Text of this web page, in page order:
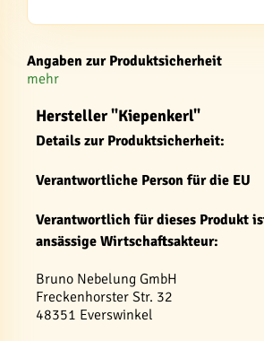
Angaben zur Produktsicherheit
mehr
Hersteller "Kiepenkerl"
Details zur Produktsicherheit:
Verantwortliche Person für die EU
Verantwortlich für dieses Produkt
ansässige Wirtschaftsakteur:
Bruno Nebelung GmbH
Freckenhorster Str. 32
48351 Everswinkel